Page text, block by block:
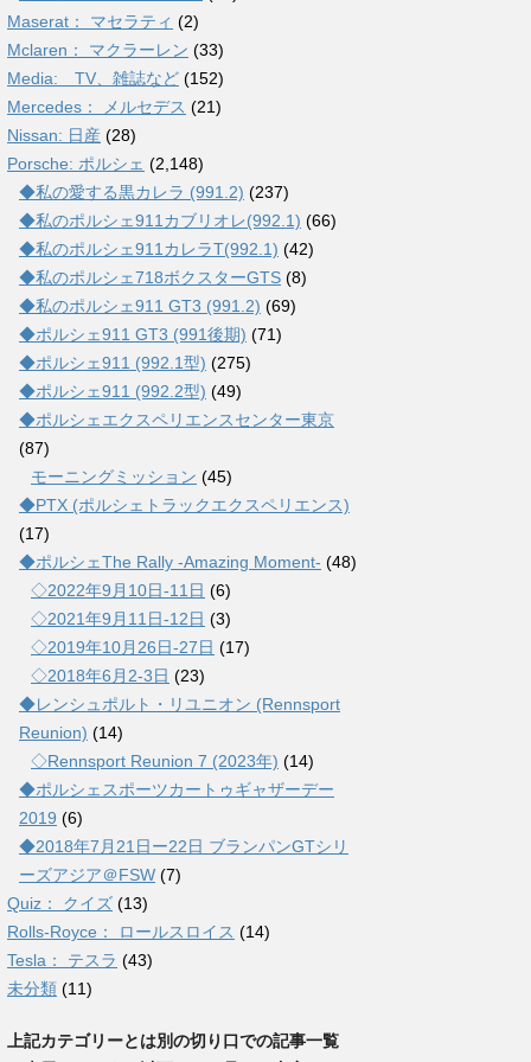
Maserat： マセラティ (2)
Mclaren： マクラーレン (33)
Media: TV、雑誌など (152)
Mercedes： メルセデス (21)
Nissan: 日産 (28)
Porsche: ポルシェ (2,148)
◆私の愛する黒カレラ (991.2) (237)
◆私のポルシェ911カブリオレ(992.1) (66)
◆私のポルシェ911カレラT(992.1) (42)
◆私のポルシェ718ボクスターGTS (8)
◆私のポルシェ911 GT3 (991.2) (69)
◆ポルシェ911 GT3 (991後期) (71)
◆ポルシェ911 (992.1型) (275)
◆ポルシェ911 (992.2型) (49)
◆ポルシェエクスペリエンスセンター東京
(87)
モーニングミッション (45)
◆PTX (ポルシェトラックエクスペリエンス)
(17)
◆ポルシェThe Rally -Amazing Moment- (48)
◇2022年9月10日-11日 (6)
◇2021年9月11日-12日 (3)
◇2019年10月26日-27日 (17)
◇2018年6月2-3日 (23)
◆レンシュポルト・リユニオン (Rennsport
Reunion) (14)
◇Rennsport Reunion 7 (2023年) (14)
◆ポルシェスポーツカートゥギャザーデー
2019 (6)
◆2018年7月21日ー22日 ブランパンGTシリ
ーズアジア＠FSW (7)
Quiz： クイズ (13)
Rolls-Royce： ロールスロイス (14)
Tesla： テスラ (43)
未分類 (11)
上記カテゴリーとは別の切り口での記事一覧